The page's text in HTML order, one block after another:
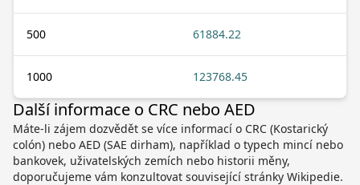
500 61884.22
1000 123768.45
Další informace o CRC nebo AED
Máte-li zájem dozvědět se více informací o CRC (Kostarický
colón) nebo AED (SAE dirham), například o typech mincí nebo
bankovek, uživatelských zemích nebo historii měny,
doporučujeme vám konzultovat související stránky Wikipedie.